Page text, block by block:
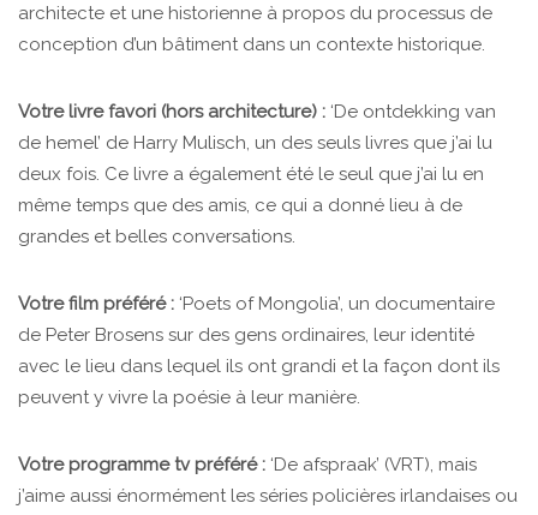
architecte et une historienne à propos du processus de
conception d’un bâtiment dans un contexte historique.
Votre livre favori (hors architecture) : ‘De ontdekking van
de hemel’ de Harry Mulisch, un des seuls livres que j’ai lu
deux fois. Ce livre a également été le seul que j’ai lu en
même temps que des amis, ce qui a donné lieu à de
grandes et belles conversations.
Votre film préféré : ‘Poets of Mongolia’, un documentaire
de Peter Brosens sur des gens ordinaires, leur identité
avec le lieu dans lequel ils ont grandi et la façon dont ils
peuvent y vivre la poésie à leur manière.
Votre programme tv préféré : ‘De afspraak’ (VRT), mais
j’aime aussi énormément les séries policières irlandaises ou